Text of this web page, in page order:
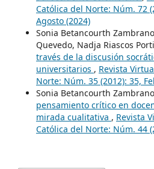
Católica del Norte: Núm. 72
Agosto (2024)
Sonia Betancourth
Quevedo, Nadja Riascos
través de la discusión
universitarios , Revista
Norte: Núm. 35 (2012): 35,
Sonia Betancourth
pensamiento crítico en
mirada cualitativa , Revista
Católica del Norte: Núm. 44